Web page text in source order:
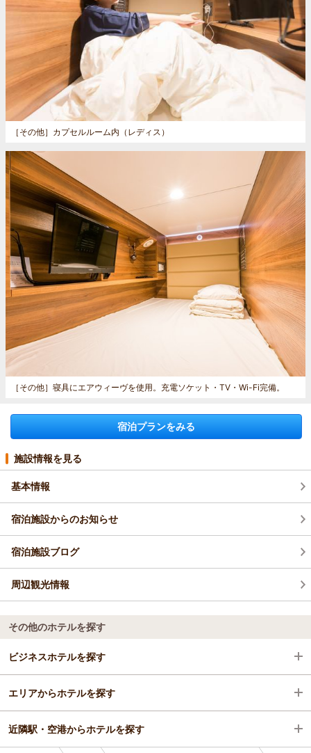
［その他］ カプセルルーム内（レディス）
［その他］ 寝具にエアウィーヴを使用。充電ソケット・TV・Wi-Fi完備。
宿泊プランをみる
施設情報を見る
基本情報
宿泊施設からのお知らせ
宿泊施設ブログ
周辺観光情報
その他のホテルを探す
ビジネスホテルを探す
大阪府
大阪駅・梅田駅・福島・淀屋橋・本町
エリアからホテルを探す
大阪府
近隣駅・空港からホテルを探す